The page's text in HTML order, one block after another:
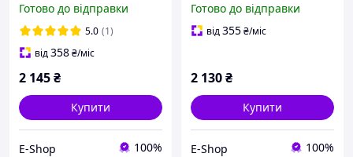
спинкою, Стильний
міський портфель для
школи
Готово до відправки
5.0 (1)
від358₴/міс
2 145₴
Купити
E-Shop 100%
портфель для школи
Готово до відправки
від355₴/міс
2 130₴
Купити
E-Shop 100%